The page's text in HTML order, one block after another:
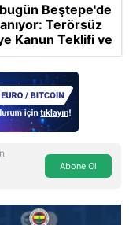
Beştepe'de
Terörsüz
Kanun Teklifi ve
güvenlik
masada
Abone Ol